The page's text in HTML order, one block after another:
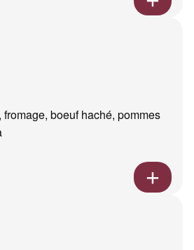
boeuf haché, pommes